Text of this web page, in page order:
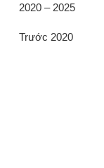
2020 – 2025
Trước 2020